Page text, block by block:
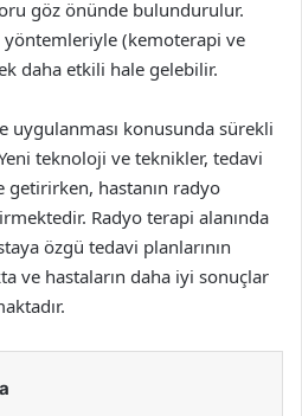
göz önünde bulundurulur.
(kemoterapi ve
daha etkili hale gelebilir.
uygulanması konusunda sürekli
teknoloji ve teknikler, tedavi
hastanın radyo
Radyo terapi alanında
özgü tedavi planlarının
ve hastaların daha iyi sonuçlar